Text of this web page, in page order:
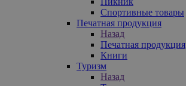
Спортивные товары
Печатная продукция
Назад
Печатная продукция
Книги
Туризм
Назад